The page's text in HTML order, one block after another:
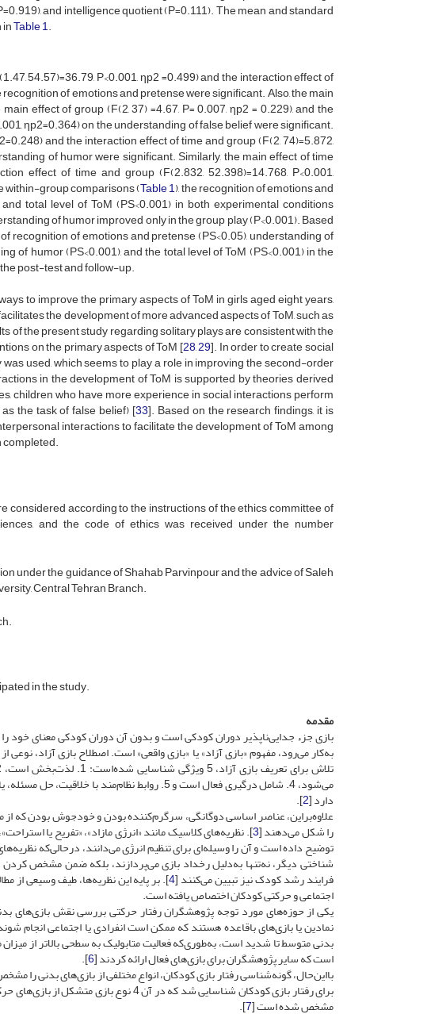
and intelligence quotient (P=0.111). The mean and standard
Table 1.
54.57)=36.79, P<0.001, ηp2 =0.499) and the interaction effect of
of emotions and pretense were significant. Also, the main
effect of group (F(2, 37) =4.67, P= 0.007, ηp2 = 0.229), and the
ηp2=0.364) on the understanding of false belief were significant.
and the interaction effect of time and group (F(2, 74)=5.872,
of humor were significant. Similarly, the main effect of time
effect of time and group (F(2.832, 52.398)=14.768, P<0.001,
within-group comparisons (Table 1), the recognition of emotions and
total level of ToM (PS<0.001) in both experimental conditions
of humor improved only in the group play (P<0.001). Based
recognition of emotions and pretense (PS<0.05), understanding of
of humor (PS<0.001), and the total level of ToM (PS<0.001) in the
post-test and follow-up.
to improve the primary aspects of ToM in girls aged eight years,
the development of more advanced aspects of ToM, such as
the present study regarding solitary plays are consistent with the
on the primary aspects of ToM [28,29]. In order to create social
used, which seems to play a role in improving the second-order
in the development of ToM is supported by theories derived
children who have more experience in social interactions perform
the task of false belief) [33]. Based on the research findings, it is
interactions to facilitate the development of ToM among
completed.
considered according to the instructions of the ethics committee of
and the code of ethics was received under the number
under the guidance of Shahab Parvinpour and the advice of Saleh
Central Tehran Branch.
in the study.
مقدمه
بازی جزء جدایی‌ناپذیر دوران کودکی است و بدون آن دوران کودکی معنای
به‌کار می‌رود، مفهوم «بازی آزاد» یا «بازی واقعی» است. اصطلاح بازی آزاد،
می‌شود، 4. شامل درگیری فعال است و 5. روابط
دارد [2
].
علاوه‌براین، عناصر اساسی دوگانگی، سرگرم‌کننده بودن و خودجوش بودن که از
را شکل می‌دهند [3]. نظریه‌های کلاسیک مانند «انرژی مازاد»، «تفریح یا
توضیح داده است و آن را وسیله‌ای برای تنظیم انرژی می‌دانند، در‌حالی‌که
شناختی دیگر، نه‌تنها به‌دلیل رخداد بازی می‌پردازند، بلکه ضمن مشخص
فرایند رشد کودک نیز تبیین می‌کنند [4]. بر پایه این نظریه‌ها، طیف وسیعی از
اجتماعی و حرکتی کودکان اختصاص یافته ‌است.
یکی از حوزه‌های مورد توجه پژوهشگران رفتار حرکتی بررسی نقش بازی‌های
نمادین یا بازی‌های با‌قاعده هستند که ممکن است انفرادی یا اجتماعی انجام
بدنی متوسط تا شدید است، به‌طوری‌که فعالیت متابولیک به سطحی بالاتر از
است که سایر پژوهشگران برای بازی‌های فعال ارائه کردند [6
].
برای رفتار بازی کودکان شناسایی شد که
مشخص شده ‌است [7
].